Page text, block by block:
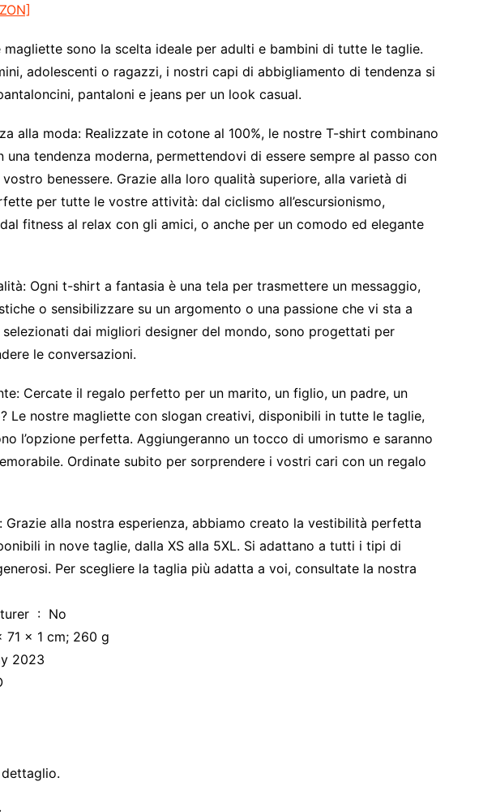
magliette sono la scelta ideale per adulti e bambini di tutte le taglie.
adolescenti o ragazzi, i nostri capi di abbigliamento di tendenza si
pantaloni e jeans per un look casual.
alla moda: Realizzate in cotone al 100%, le nostre T-shirt combinano
tendenza moderna, permettendovi di essere sempre al passo con
benessere. Grazie alla loro qualità superiore, alla varietà di
per tutte le vostre attività: dal ciclismo all’escursionismo,
fitness al relax con gli amici, o anche per un comodo ed elegante
Ogni t-shirt a fantasia è una tela per trasmettere un messaggio,
o sensibilizzare su un argomento o una passione che vi sta a
dai migliori designer del mondo, sono progettati per
le conversazioni.
Cercate il regalo perfetto per un marito, un figlio, un padre, un
Le nostre magliette con slogan creativi, disponibili in tutte le taglie,
l’opzione perfetta. Aggiungeranno un tocco di umorismo e saranno
Ordinate subito per sorprendere i vostri cari con un regalo
Grazie alla nostra esperienza, abbiamo creato la vestibilità perfetta
in nove taglie, dalla XS alla 5XL. Si adattano a tutti i tipi di
Per scegliere la taglia più adatta a voi, consultate la nostra
Is discontinued by manufacturer ‏ : ‎ No
: ‎ 84 x 71 x 1 cm; 260 g
: ‎ 9 May 2023